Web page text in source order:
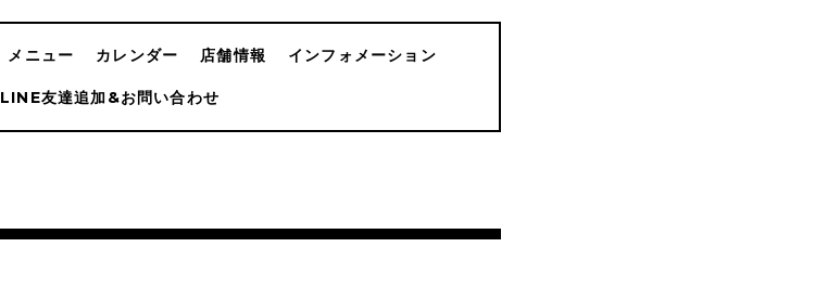
メニュー カレンダー 店舗情報 インフォメーション
LINE友達追加&お問い合わせ